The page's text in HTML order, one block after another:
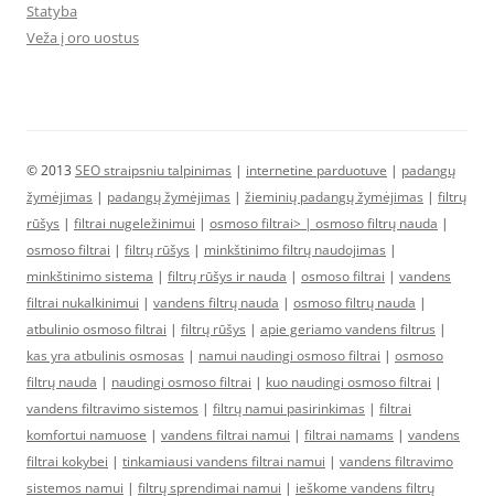
Statyba
Veža į oro uostus
© 2013 SEO straipsniu talpinimas | internetine parduotuve | padangų
žymėjimas | padangų žymėjimas | žieminių padangų žymėjimas | filtrų
rūšys | filtrai nugeležinimui | osmoso filtrai> | osmoso filtrų nauda |
osmoso filtrai | filtrų rūšys | minkštinimo filtrų naudojimas |
minkštinimo sistema | filtrų rūšys ir nauda | osmoso filtrai | vandens
filtrai nukalkinimui | vandens filtrų nauda | osmoso filtrų nauda |
atbulinio osmoso filtrai | filtrų rūšys | apie geriamo vandens filtrus |
kas yra atbulinis osmosas | namui naudingi osmoso filtrai | osmoso
filtrų nauda | naudingi osmoso filtrai | kuo naudingi osmoso filtrai |
vandens filtravimo sistemos | filtrų namui pasirinkimas | filtrai
komfortui namuose | vandens filtrai namui | filtrai namams | vandens
filtrai kokybei | tinkamiausi vandens filtrai namui | vandens filtravimo
sistemos namui | filtrų sprendimai namui | ieškome vandens filtrų